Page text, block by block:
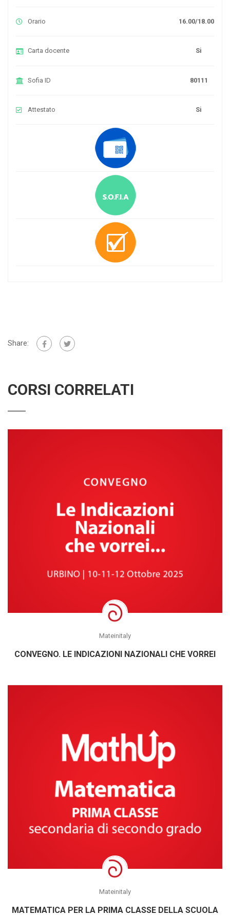
Orario 16.00/18.00
Carta docente Si
Sofia ID 80111
Attestato Si
Share:
CORSI CORRELATI
Mateinitaly
CONVEGNO. LE INDICAZIONI NAZIONALI CHE VORREI
Mateinitaly
MATEMATICA PER LA PRIMA CLASSE DELLA SCUOLA